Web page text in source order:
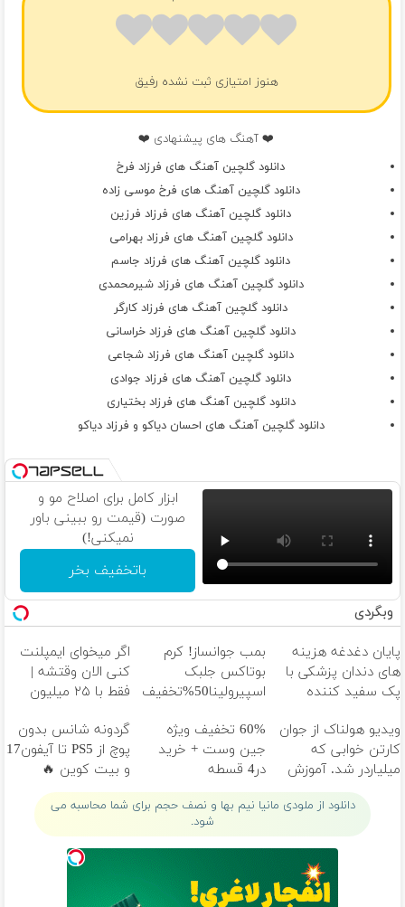
هنوز امتیازی ثبت نشده رفیق
❤️ آهنگ های پیشنهادی ❤️
دانلود گلچین آهنگ های فرزاد فرخ
دانلود گلچین آهنگ های فرخ موسی زاده
دانلود گلچین آهنگ های فرزاد فرزین
دانلود گلچین آهنگ های فرزاد بهرامی
دانلود گلچین آهنگ های فرزاد جاسم
دانلود گلچین آهنگ های فرزاد شیرمحمدی
دانلود گلچین آهنگ های فرزاد کارگر
دانلود گلچین آهنگ های فرزاد خراسانی
دانلود گلچین آهنگ های فرزاد شجاعی
دانلود گلچین آهنگ های فرزاد جوادی
دانلود گلچین آهنگ های فرزاد بختیاری
دانلود گلچین آهنگ های احسان دیاکو و فرزاد دیاکو
ابزار کامل برای اصلاح مو و
صورت (قیمت رو ببینی باور
نمیکنی!)
باتخفیف بخر
وبگردی
پایان دغدغه هزینه
های دندان پزشکی با
پک سفید کننده
بمب جوانساز! کرم
بوتاکس جلبک
اسپیرولینا50%تخفیف
اگر میخوای ایمپلنت
کنی الان وقتشه |
فقط با ۲۵ میلیون
ویدیو هولناک از جوان
کارتن خوابی که
میلیاردر شد. آموزش
60% تخفیف ویژه
جین وست + خرید
در4 قسطه
گردونه شانس بدون
پوچ از PS5 تا آیفون17
و بیت کوین 🔥
دانلود از ملودی مانیا نیم بها و نصف حجم برای شما محاسبه می
شود.